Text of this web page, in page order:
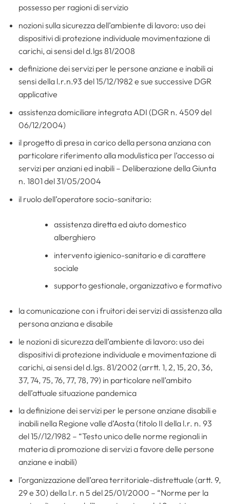
possesso per ragioni di servizio
nozioni sulla sicurezza dell’ambiente di lavoro: uso dei
dispositivi di protezione individuale movimentazione di
carichi, ai sensi del d.lgs 81/2008
definizione dei servizi per le persone anziane e inabili ai
sensi della l.r.n.93 del 15/12/1982 e sue successive DGR
applicative
assistenza domiciliare integrata ADI (DGR n. 4509 del
06/12/2004)
il progetto di presa in carico della persona anziana con
particolare riferimento alla modulistica per l’accesso ai
servizi per anziani ed inabili – Deliberazione della Giunta
n. 1801 del 31/05/2004
il ruolo dell’operatore socio-sanitario:
assistenza diretta ed aiuto domestico
alberghiero
intervento igienico-sanitario e di carattere
sociale
supporto gestionale, organizzativo e formativo
la comunicazione con i fruitori dei servizi di assistenza alla
persona anziana e disabile
le nozioni di sicurezza dell’ambiente di lavoro: uso dei
dispositivi di protezione individuale e movimentazione di
carichi, ai sensi del d.lgs. 81/2002 (arrtt. 1, 2, 15, 20, 36,
37, 74, 75, 76, 77, 78, 79) in particolare nell’ambito
dell’attuale situazione pandemica
la definizione dei servizi per le persone anziane disabili e
inabili nella Regione valle d’Aosta (titolo II della l.r. n. 93
del 15//12/1982 – “Testo unico delle norme regionali in
materia di promozione di servizi a favore delle persone
anziane e inabili)
l’organizzazione dell’area territoriale-distrettuale (artt. 9,
29 e 30) della l.r. n 5 del 25/01/2000 – “Norme per la